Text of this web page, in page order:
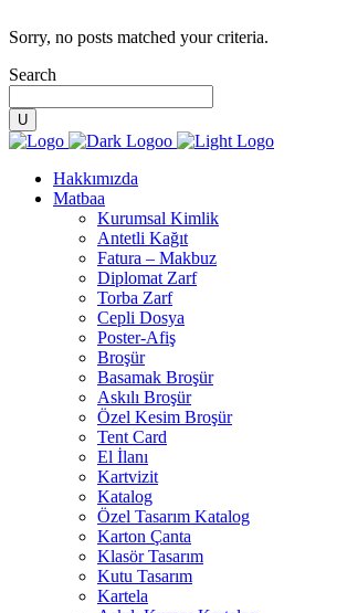
Sorry, no posts matched your criteria.
Search
Hakkımızda
Matbaa
Kurumsal Kimlik
Antetli Kağıt
Fatura – Makbuz
Diplomat Zarf
Torba Zarf
Cepli Dosya
Poster-Afiş
Broşür
Basamak Broşür
Askılı Broşür
Özel Kesim Broşür
Tent Card
El İlanı
Kartvizit
Katalog
Özel Tasarım Katalog
Karton Çanta
Klasör Tasarım
Kutu Tasarım
Kartela